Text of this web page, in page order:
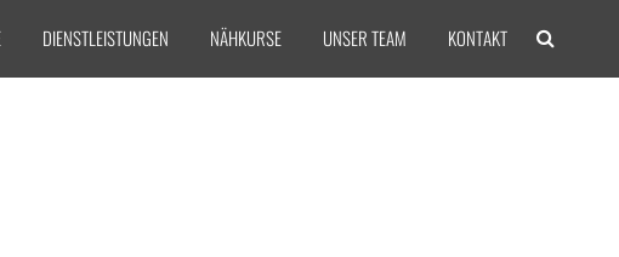
DIENSTLEISTUNGEN NÄHKURSE UNSER TEAM KONTAKT